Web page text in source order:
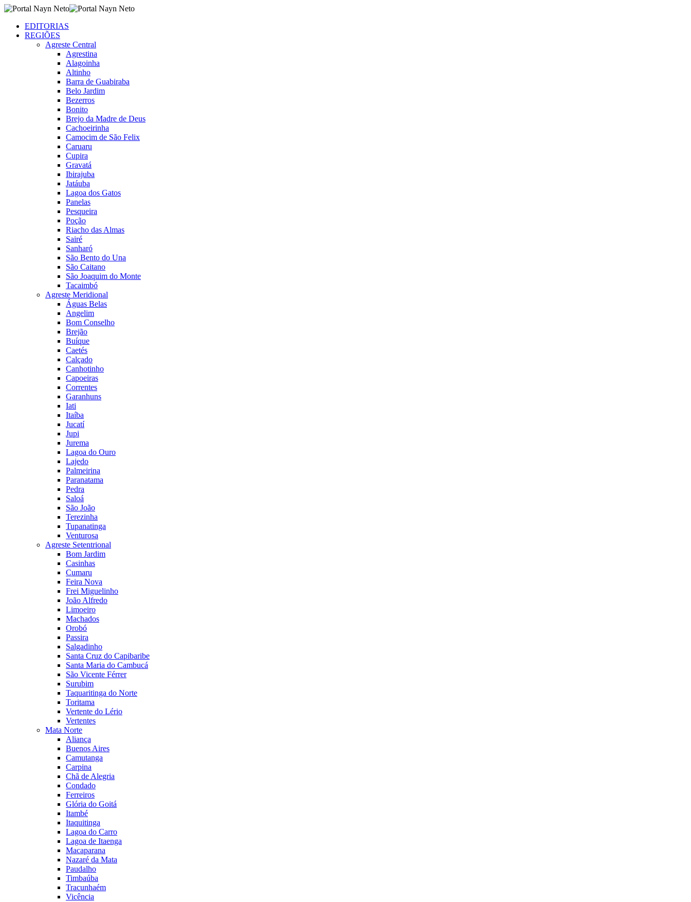
EDITORIAS
REGIÕES
Agreste Central
Agrestina
Alagoinha
Altinho
Barra de Guabiraba
Belo Jardim
Bezerros
Bonito
Brejo da Madre de Deus
Cachoeirinha
Camocim de São Felix
Caruaru
Cupira
Gravatá
Ibirajuba
Jatáuba
Lagoa dos Gatos
Panelas
Pesqueira
Poção
Riacho das Almas
Sairé
Sanharó
São Bento do Una
São Caitano
São Joaquim do Monte
Tacaimbó
Agreste Meridional
Águas Belas
Angelim
Bom Conselho
Brejão
Buíque
Caetés
Calçado
Canhotinho
Capoeiras
Correntes
Garanhuns
Iati
Itaíba
Jucatí
Jupi
Jurema
Lagoa do Ouro
Lajedo
Palmeirina
Paranatama
Pedra
Saloá
São João
Terezinha
Tupanatinga
Venturosa
Agreste Setentrional
Bom Jardim
Casinhas
Cumaru
Feira Nova
Frei Miguelinho
João Alfredo
Limoeiro
Machados
Orobó
Passira
Salgadinho
Santa Cruz do Capibaribe
Santa Maria do Cambucá
São Vicente Férrer
Surubim
Taquaritinga do Norte
Toritama
Vertente do Lério
Vertentes
Mata Norte
Aliança
Buenos Aires
Camutanga
Carpina
Chã de Alegria
Condado
Ferreiros
Glória do Goitá
Itambé
Itaquitinga
Lagoa do Carro
Lagoa de Itaenga
Macaparana
Nazaré da Mata
Paudalho
Timbaúba
Tracunhaém
Vicência